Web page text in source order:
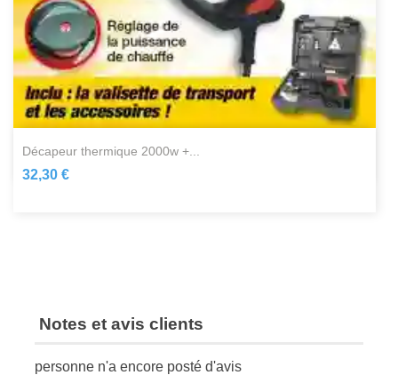
décapeur thermique 2000w +...
32,30 €
Notes et avis clients
personne n'a encore posté d'avis